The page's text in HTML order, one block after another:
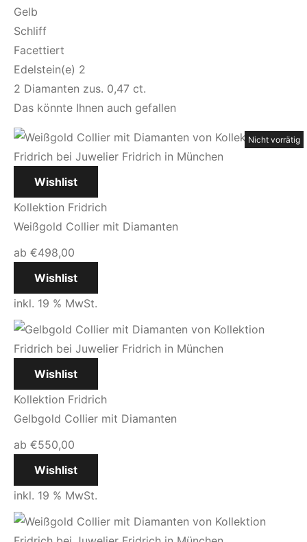
Gelb
Schliff
Facettiert
Edelstein(e) 2
2 Diamanten zus. 0,47 ct.
Das könnte Ihnen auch gefallen
Nicht vorrätig
Wishlist
Kollektion Fridrich
Weißgold Collier mit Diamanten
ab €498,00
Wishlist
inkl. 19 % MwSt.
Nicht vorrätig
Wishlist
Kollektion Fridrich
Gelbgold Collier mit Diamanten
ab €550,00
Wishlist
inkl. 19 % MwSt.
Nicht vorrätig
Nicht vorrätig